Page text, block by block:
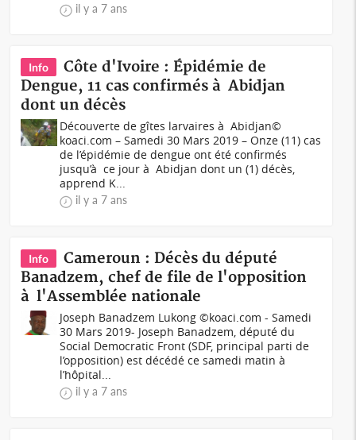
il y a 7 ans
Info
Côte d'Ivoire : Épidémie de
Dengue, 11 cas confirmés à Abidjan
dont un décès
Découverte de gîtes larvaires à Abidjan©
koaci.com – Samedi 30 Mars 2019 – Onze (11) cas
de l’épidémie de dengue ont été confirmés
jusqu’à ce jour à Abidjan dont un (1) décès,
apprend K...
il y a 7 ans
Info
Cameroun : Décès du député
Banadzem, chef de file de l'opposition
à l'Assemblée nationale
Joseph Banadzem Lukong ©koaci.com - Samedi
30 Mars 2019- Joseph Banadzem, député du
Social Democratic Front (SDF, principal parti de
l’opposition) est décédé ce samedi matin à
l’hôpital...
il y a 7 ans